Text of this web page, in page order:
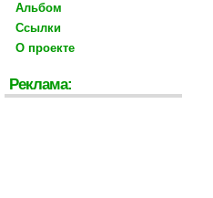
Альбом
Ссылки
О проекте
Реклама: